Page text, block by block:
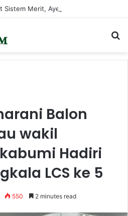
Balon
wakil
Hadiri
LCS ke 5
550 2 minutes read